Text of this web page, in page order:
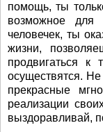
помощь, ты
возможное для
человечек, ты
жизни,
продвигаться к
осуществятся.
прекрасные
реализации
выздоравливай,